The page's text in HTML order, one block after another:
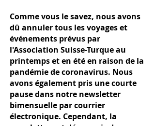
Comme vous le savez, nous avons
dû annuler tous les voyages et
événements prévus par
l'Association Suisse-Turque au
printemps et en été en raison de la
pandémie de coronavirus. Nous
avons également pris une courte
pause dans notre newsletter
bimensuelle par courrier
électronique. Cependant, la